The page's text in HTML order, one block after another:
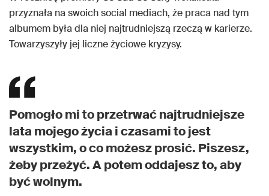
przyznała na swoich social mediach, że praca nad tym
albumem była dla niej najtrudniejszą rzeczą w karierze.
Towarzyszyły jej liczne życiowe kryzysy.
Pomogło mi to przetrwać najtrudniejsze
lata mojego życia i czasami to jest
wszystkim, o co możesz prosić. Piszesz,
żeby przeżyć. A potem oddajesz to, aby
być wolnym.